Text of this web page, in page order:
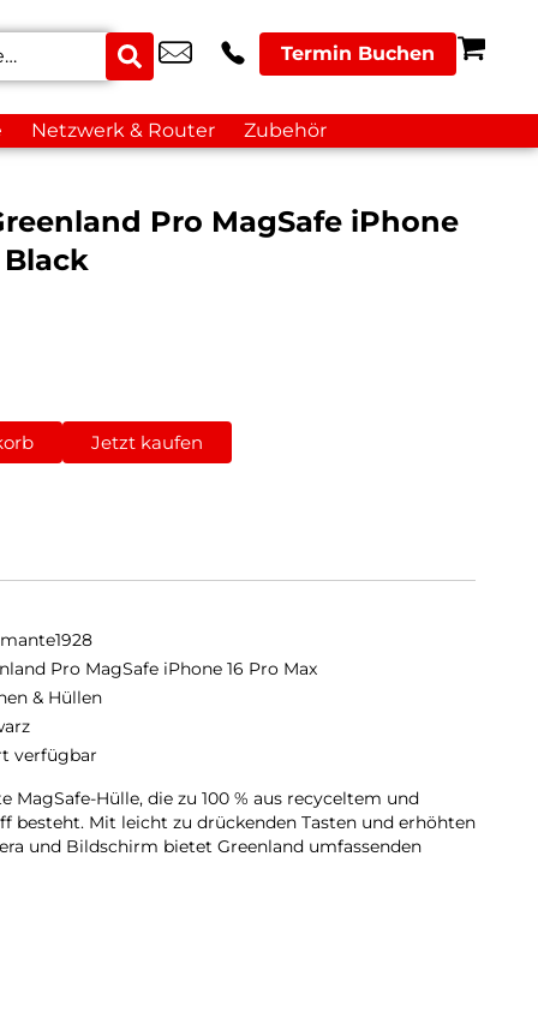
Termin Buchen
Netzwerk & Router Zubehör
Pro MagSafe iPhone
Black
Jetzt kaufen
Pro MagSafe iPhone 16 Pro Max
& Hüllen
verfügbar
MagSafe-Hülle, die zu 100 % aus recyceltem und
besteht. Mit leicht zu drückenden Tasten und erhöhten
und Bildschirm bietet Greenland umfassenden